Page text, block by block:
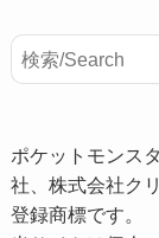
ポケットモンス
社、株式会社ク
登録商標です。